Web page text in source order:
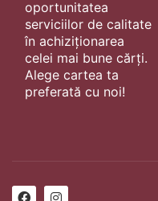
oportunitatea
serviciilor de calitate
în achiziționarea
celei mai bune cărți.
Alege cartea ta
preferată cu noi!